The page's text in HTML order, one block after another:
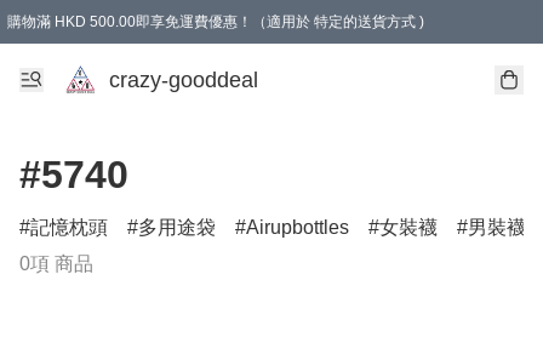
購物滿 HKD 500.00即享免運費優惠！（適用於 特定的送貨方式 )
成為會員可享免費禮品
crazy-gooddeal
#5740
記憶枕頭 多用途袋 Airupbottles 女裝襪
男裝襪
0項 商品